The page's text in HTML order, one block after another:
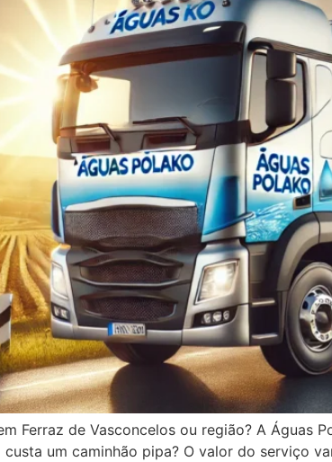
Ferraz de Vasconcelos ou região? A
um caminhão pipa? O valor do serviço